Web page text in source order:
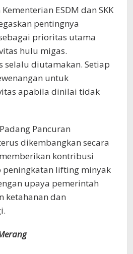
ESDM dan SKK
pentingnya
prioritas utama
hulu migas.
selalu diutamakan. Setiap
untuk
apabila dinilai tidak
Pancuran
dikembangkan secara
kontribusi
lifting minyak
upaya pemerintah
ketahanan dan